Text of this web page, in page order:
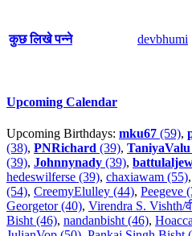
कुछ लिखे पन्ने devbhumi
Upcoming Calendar
Upcoming Birthdays: mku67 (59),
(38), PNRichard (39), TaniyaValu
(39), Johnnynady (39),
hedeswilferse (39), chaxiawam (55),
(54), CreemyElulley (44), Peegeve
Georgetor (40), Virendra S. Vishth/
Bisht (46), nandanbisht (46),